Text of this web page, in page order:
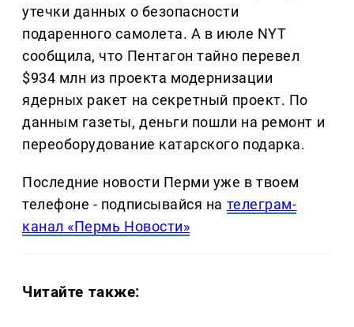
утечки данных о безопасности
подаренного самолета. А в июле NYT
сообщила, что Пентагон тайно перевел
$934 млн из проекта модернизации
ядерных ракет на секретный проект. По
данным газеты, деньги пошли на ремонт и
переоборудование катарского подарка.
Последние новости Перми уже в твоем
телефоне - подписывайся на телеграм-
канал «Пермь Новости»
Читайте также: